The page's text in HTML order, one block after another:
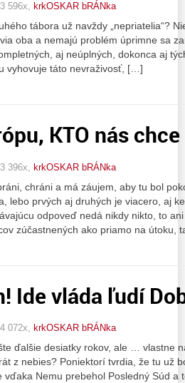
596x, krkOSKAR bRÁNka
tábora už navždy „nepriatelia“?
oba a nemajú problém úprimne sa
aj neúplných, dokonca aj
vyhovuje táto nevraživosť, […]
KTO nás
396x, krkOSKAR bRÁNka
chráni a má záujem, aby tu bol
lebo prvých aj druhých je viacero, aj
odpoveď nedá nikdy nikto, to
zúčastnených ako priamo na útoku,
Ide vláda ľudí
072x, krkOSKAR bRÁNka
ďalšie desiatky rokov, ale … vlastne
z nebies? Poniektorí tvrdia, že tu už
vďaka Nemu prebehol Posledný Súd a